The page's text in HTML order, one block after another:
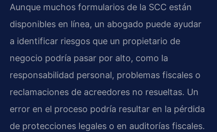
Aunque muchos formularios de la SCC están
disponibles en línea, un abogado puede ayudar
a identificar riesgos que un propietario de
negocio podría pasar por alto, como la
responsabilidad personal, problemas fiscales o
reclamaciones de acreedores no resueltas. Un
error en el proceso podría resultar en la pérdida
de protecciones legales o en auditorías fiscales.